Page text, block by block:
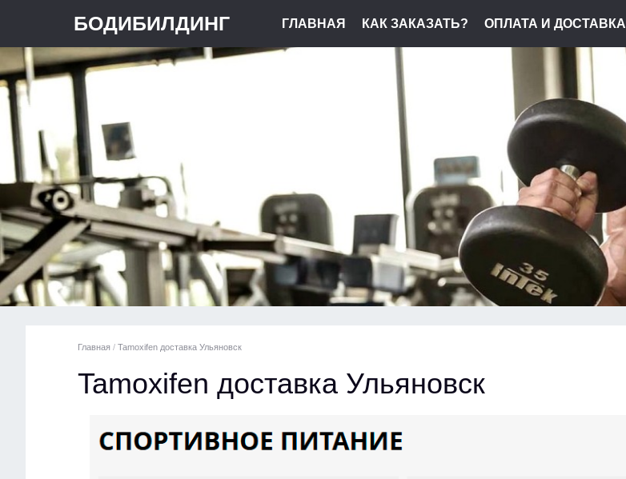
БОДИБИЛДИНГ ГЛАВНАЯ КАК ЗАКАЗАТЬ? ОПЛАТА И ДОСТАВКА
Главная / Tamoxifen доставка Ульяновск
Tamoxifen доставка Ульяновск